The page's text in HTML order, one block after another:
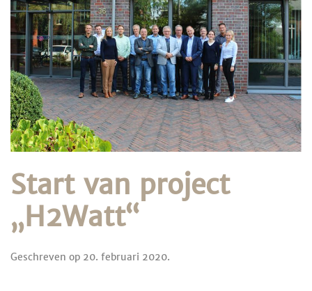
Start van project
„H2Watt“
Geschreven op 20. februari 2020.